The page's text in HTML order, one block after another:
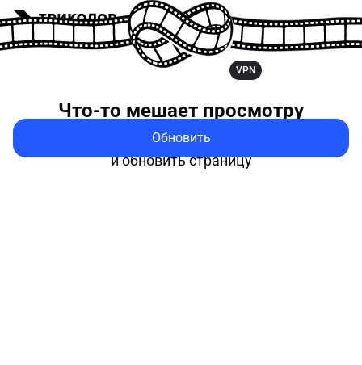
VPN
Что-то мешает просмотру
Попробуйте выключить VPN
и обновить страницу
Обновить